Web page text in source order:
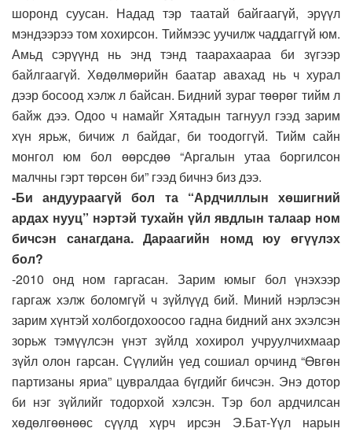
шоронд суусан. Надад тэр таатай байгаагүй, эрүүл
мэндээрээ том хохирсон. Тиймээс уучилж чаддаггүй юм.
Амьд сэрүүнд нь энд тэнд таарахаараа би зүгээр
байлгаагүй. Хөдөлмөрийн баатар авахад нь ч хурал
дээр босоод хэлж л байсан. Бидний зураг төөрөг тийм л
байж дээ. Одоо ч намайг Хятадын тагнуул гээд зарим
хүн ярьж, бичиж л байдаг, би тоодоггүй. Тийм сайн
монгол юм бол өөрсдөө “Аргалын утаа боргилсон
малчны гэрт төрсөн би” гээд бичнэ биз дээ.
-Би андуураагүй бол та “Ардчиллын хөшигний
ардах нууц” нэртэй тухайн үйл явдлын талаар ном
бичсэн санагдана. Дараагийн номд юу өгүүлэх
бол?
-2010 онд ном гаргасан. Зарим юмыг бол үнэхээр
гаргаж хэлж боломгүй ч зүйлүүд бий. Миний нэрлэсэн
зарим хүнтэй холбогдохоосоо гадна бидний анх эхэлсэн
зорьж тэмүүлсэн үнэт зүйлд хохирол учруулчихмаар
зүйл олон гарсан. Сүүлийн үед сошиал орчинд “Өвгөн
партизаны яриа” цувралдаа бүгдийг бичсэн. Энэ дотор
би нэг зүйлийг тодорхой хэлсэн. Тэр бол ардчилсан
хөдөлгөөнөөс сүүлд хүрч ирсэн Э.Бат-Үүл нарын